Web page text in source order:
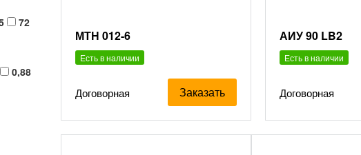
72
0,88
МТН 012-6
Есть в наличии
Договорная Заказать
АИУ 90 LB2
Есть в наличии
Договорная